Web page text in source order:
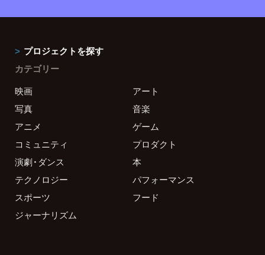
プロジェクトを探す
カテゴリー
映画
アート
写真
音楽
アニメ
ゲーム
コミュニティ
プロダクト
演劇・ダンス
本
テクノロジー
パフォーマンス
スポーツ
フード
ジャーナリズム